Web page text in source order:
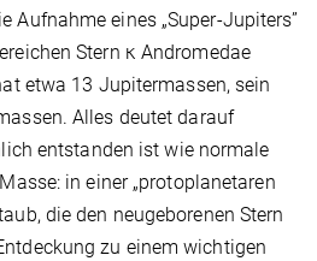
Aufnahme eines „Super-Jupiters”
Stern κ Andromedae
etwa 13 Jupitermassen, sein
Alles deutet darauf
entstanden ist wie normale
in einer „protoplanetaren
die den neugeborenen Stern
zu einem wichtigen